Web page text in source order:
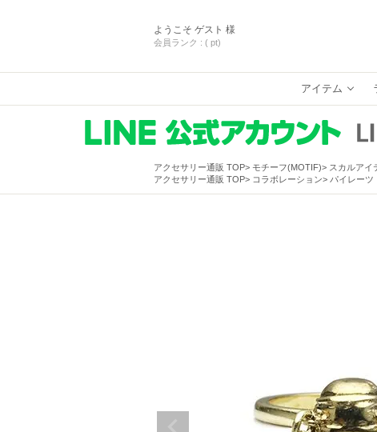
ようこそ ゲスト 様
会員ランク : ( pt)
アイテム
アクセサリー通販 TOP モチーフ(MOTIF) スカルアイ
アクセサリー通販 TOP
コラボレーション パイレーツ